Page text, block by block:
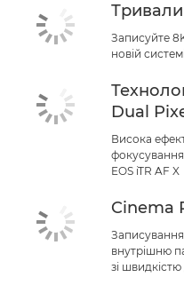
Записуйте
новій
Dual
Висока
EOS iTR AF X
Cinema
внутрішню
зі швидкістю